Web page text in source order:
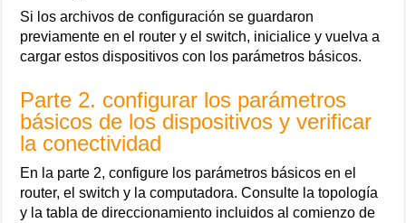
Si los archivos de configuración se guardaron
previamente en el router y el switch, inicialice y vuelva a
cargar estos dispositivos con los parámetros básicos.
Parte 2. configurar los parámetros
básicos de los dispositivos y verificar
la conectividad
En la parte 2, configure los parámetros básicos en el
router, el switch y la computadora. Consulte la topología
y la tabla de direccionamiento incluidos al comienzo de